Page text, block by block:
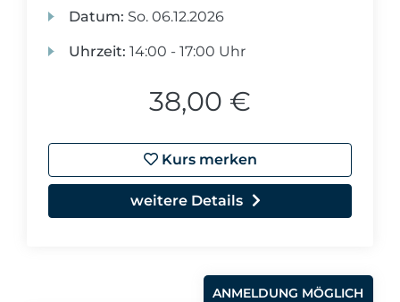
Datum: So. 06.12.2026
Uhrzeit: 14:00 - 17:00 Uhr
38,00 €
Kurs merken
weitere Details
ANMELDUNG MÖGLICH